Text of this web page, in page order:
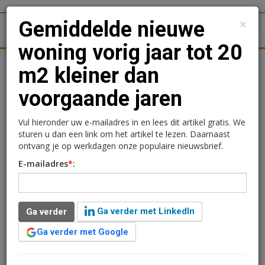
Woningmarkt Kantoren
Gemiddelde nieuwe
woning vorig jaar tot 20
m2 kleiner dan
voorgaande jaren
Redactie
14 augustus 2024 om 13:23
2 jaar geleden aangepast
2 minuten leestijd
Een gemiddelde nieuwbouwwoning was in 2023
×
Gemiddelde nieuwe
woning vorig jaar tot 20
m2 kleiner dan
voorgaande jaren
Vul hieronder uw e-mailadres in en lees dit artikel gratis. We
sturen u dan een link om het artikel te lezen. Daarnaast
ontvang je op werkdagen onze populaire nieuwsbrief.
E-mailadres*:
Ga verder
Ga verder met LinkedIn
Ga verder met Google